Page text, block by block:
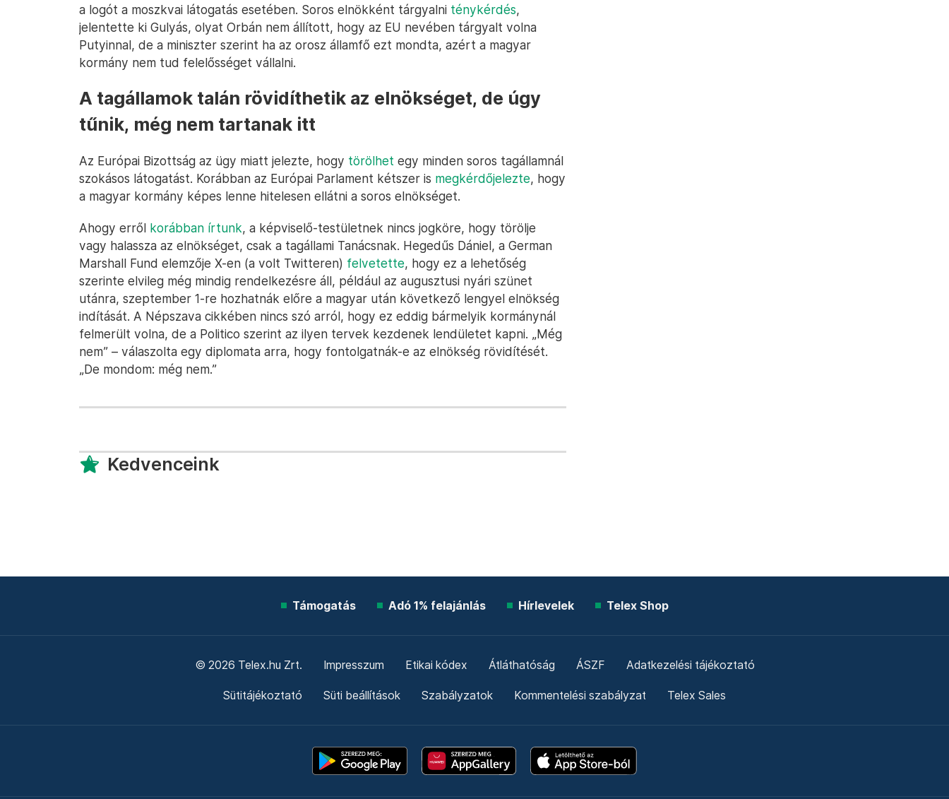
a logót a moszkvai látogatás esetében. Soros elnökként tárgyalni ténykérdés,
jelentette ki Gulyás, olyat Orbán nem állított, hogy az EU nevében tárgyalt volna
Putyinnal, de a miniszter szerint ha az orosz államfő ezt mondta, azért a magyar
kormány nem tud felelősséget vállalni.
A tagállamok talán rövidíthetik az elnökséget, de úgy
tűnik, még nem tartanak itt
Az Európai Bizottság az ügy miatt jelezte, hogy törölhet egy minden soros tagállamnál
szokásos látogatást. Korábban az Európai Parlament kétszer is megkérdőjelezte, hogy
a magyar kormány képes lenne hitelesen ellátni a soros elnökséget.
Ahogy erről korábban írtunk, a képviselő-testületnek nincs jogköre, hogy törölje
vagy halassza az elnökséget, csak a tagállami Tanácsnak. Hegedűs Dániel, a German
Marshall Fund elemzője X-en (a volt Twitteren) felvetette, hogy ez a lehetőség
szerinte elvileg még mindig rendelkezésre áll, például az augusztusi nyári szünet
utánra, szeptember 1-re hozhatnák előre a magyar után következő lengyel elnökség
indítását. A Népszava cikkében nincs szó arról, hogy ez eddig bármelyik kormánynál
felmerült volna, de a Politico szerint az ilyen tervek kezdenek lendületet kapni. „Még
nem” – válaszolta egy diplomata arra, hogy fontolgatnák-e az elnökség rövidítését.
„De mondom: még nem.”
Kedvenceink
Támogatás Adó 1% felajánlás Hírlevelek Telex Shop
© 2026 Telex.hu Zrt. Impresszum Etikai kódex Átláthatóság ÁSZF Adatkezelési tájékoztató
Sütitájékoztató Süti beállítások Szabályzatok Kommentelési szabályzat Telex Sales